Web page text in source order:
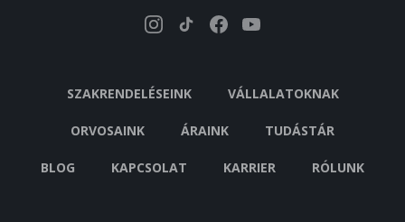
SZAKRENDELÉSEINK VÁLLALATOKNAK
ORVOSAINK ÁRAINK TUDÁSTÁR
BLOG KAPCSOLAT KARRIER RÓLUNK